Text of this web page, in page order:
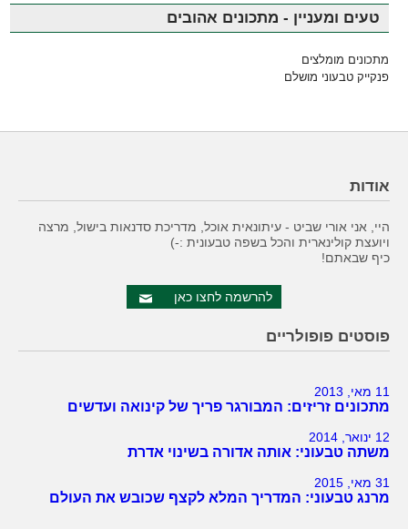
טעים ומעניין - מתכונים אהובים
מתכונים מומלצים
פנקייק טבעוני מושלם
אודות
היי, אני אורי שביט - עיתונאית אוכל, מדריכת סדנאות בישול, מרצה
ויועצת קולינארית והכל בשפה טבעונית :-)
כיף שבאתם!
להרשמה לחצו כאן
פוסטים פופולריים
11 מאי, 2013
מתכונים זריזים: המבורגר פריך של קינואה ועדשים
12 ינואר, 2014
משתה טבעוני: אותה אדורה בשינוי אדרת
31 מאי, 2015
מרנג טבעוני: המדריך המלא לקצף שכובש את העולם